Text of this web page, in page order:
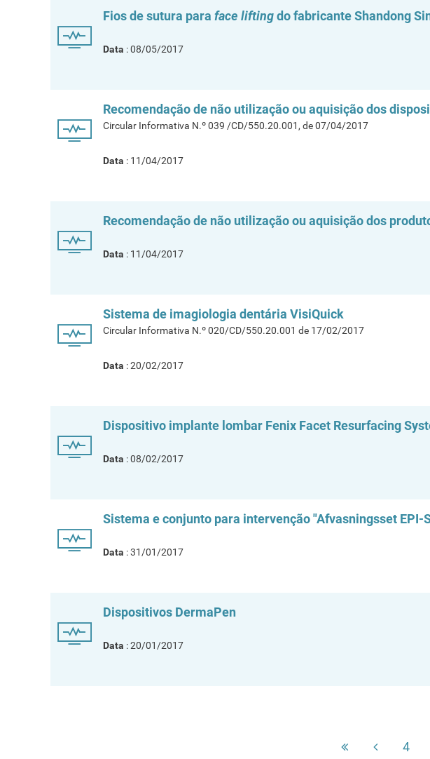
Fios de sutura para face liftingdo fabricante Shandong
Data : 08/05/2017
Recomendação de não utilização ou aquisição dos
Circular Informativa N.º 039 /CD/550.20.001, de 07/04/2017
Data : 11/04/2017
Recomendação de não utilização ou aquisição dos
Data : 11/04/2017
Sistema de imagiologia dentária VisiQuick
Circular Informativa N.º 020/CD/550.20.001 de 17/02/2017
Data : 20/02/2017
Dispositivo implante lombar Fenix Facet Resurfacing
Data : 08/02/2017
Sistema e conjunto para intervenção "Afvasningsset EPI-
Data : 31/01/2017
Dispositivos DermaPen
Data : 20/01/2017
4